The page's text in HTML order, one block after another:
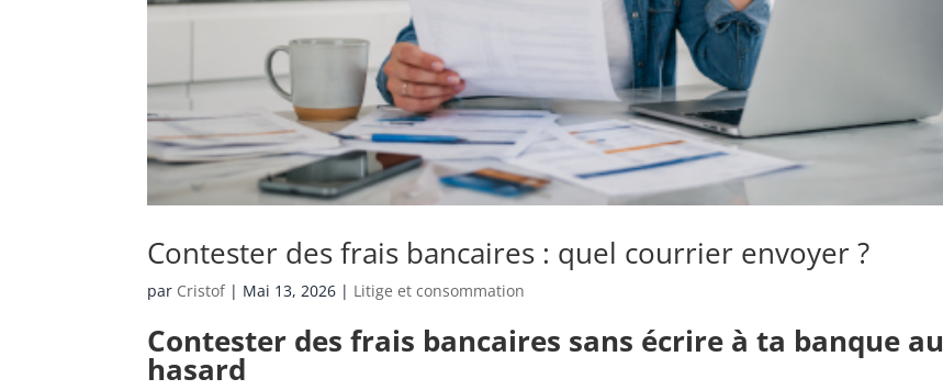
Contester des frais bancaires : quel courrier envoyer ?
par Cristof| Mai 13, 2026 | Litige et consommation
Contester des frais bancaires sans écrire à ta banque au
hasard